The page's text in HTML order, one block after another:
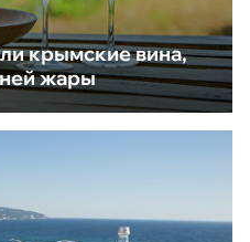
крымские вина,
жары